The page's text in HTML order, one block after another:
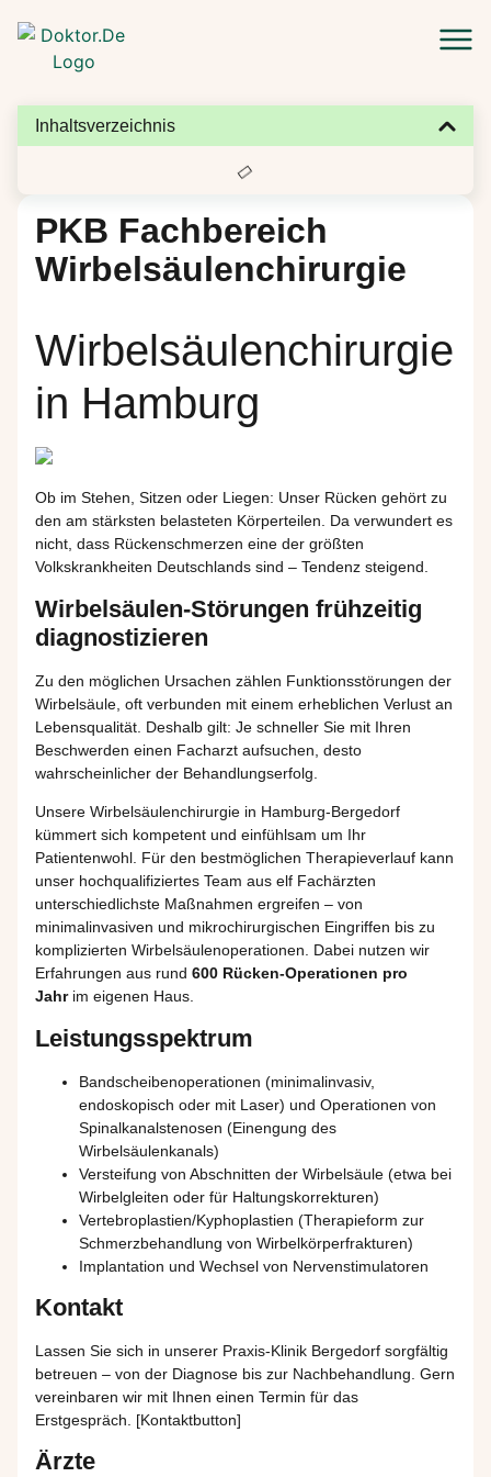
PKB Fachbereich
Wirbelsäulenchirurgie
Wirbelsäulenchirurgie
in Hamburg
Ob im Stehen, Sitzen oder Liegen: Unser Rücken gehört zu
den am stärksten belasteten Körperteilen. Da verwundert es
nicht, dass Rückenschmerzen eine der größten
Volkskrankheiten Deutschlands sind – Tendenz steigend.
Wirbelsäulen-Störungen frühzeitig
diagnostizieren
Zu den möglichen Ursachen zählen Funktionsstörungen der
Wirbelsäule, oft verbunden mit einem erheblichen Verlust an
Lebensqualität. Deshalb gilt: Je schneller Sie mit Ihren
Beschwerden einen Facharzt aufsuchen, desto
wahrscheinlicher der Behandlungserfolg.
Unsere Wirbelsäulenchirurgie in Hamburg-Bergedorf
kümmert sich kompetent und einfühlsam um Ihr
Patientenwohl. Für den bestmöglichen Therapieverlauf kann
unser hochqualifiziertes Team aus elf Fachärzten
unterschiedlichste Maßnahmen ergreifen – von
minimalinvasiven und mikrochirurgischen Eingriffen bis zu
komplizierten Wirbelsäulenoperationen. Dabei nutzen wir
Erfahrungen aus rund 600 Rücken-Operationen pro
Jahrim eigenen Haus.
Leistungsspektrum
Bandscheibenoperationen (minimalinvasiv,
endoskopisch oder mit Laser) und Operationen von
Spinalkanalstenosen (Einengung des
Wirbelsäulenkanals)
Versteifung von Abschnitten der Wirbelsäule (etwa bei
Wirbelgleiten oder für Haltungskorrekturen)
Vertebroplastien/Kyphoplastien (Therapieform zur
Schmerzbehandlung von Wirbelkörperfrakturen)
Implantation und Wechsel von Nervenstimulatoren
Kontakt
Lassen Sie sich in unserer Praxis-Klinik Bergedorf sorgfältig
betreuen – von der Diagnose bis zur Nachbehandlung. Gern
vereinbaren wir mit Ihnen einen Termin für das
Erstgespräch. [Kontaktbutton]
Ärzte
Inhaltsverzeichnis